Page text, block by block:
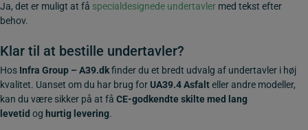
Ja, det er muligt at få specialdesignede undertavler med tekst efter
behov.
Klar til at bestille undertavler?
Hos Infra Group – A39.dkfinder du et bredt udvalg af undertavler i høj
kvalitet. Uanset om du har brug forUA39.4 Asfalteller andre modeller,
kan du være sikker på at få CE-godkendte skilte med lang
levetid og hurtig levering.